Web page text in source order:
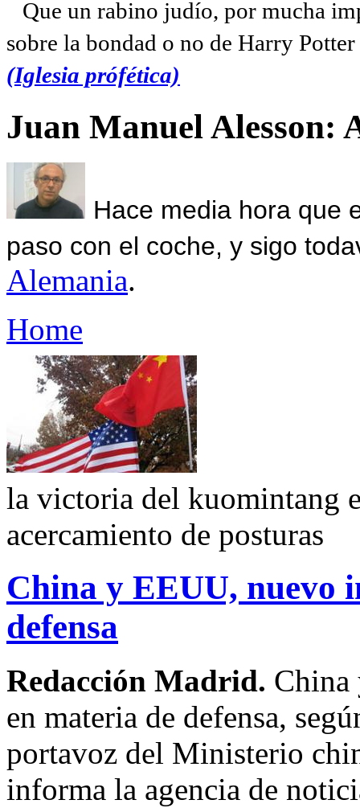
Que un rabino judío, por mucha
sobre la bondad o no de Harry
(Iglesia prófética)
Juan Manuel Alesson:
Hace media hora que
paso con el coche, y sigo
Alemania.
Home
la victoria del kuomintang
acercamiento de posturas
China y EEUU, nuevo
defensa
Redacción Madrid. China
en materia de defensa,
portavoz del Ministerio
informa la agencia de